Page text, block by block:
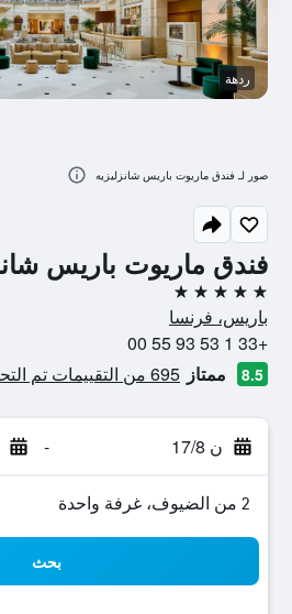
فندق ماريوت باريس
5 نجوم
باريس، فرنسا
+33 1 53 93 55 00
8.5 ممتاز 695 من التقييمات تم التحقق منها
ن 17/8 -
2 من الضيوف، غرفة واحدة
بحث
ردهة
صور لـ فندق ماريوت باريس شانزليزيه